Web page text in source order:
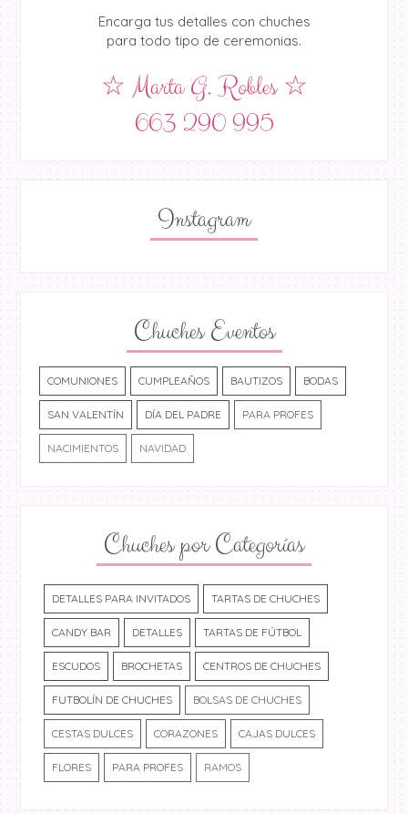
Encarga tus detalles con chuches
para todo tipo de ceremonias.
☆ Marta G. Robles ☆
663 290 995
Instagram
Chuches Eventos
COMUNIONES CUMPLEAÑOS BAUTIZOS BODAS
SAN VALENTÍN DÍA DEL PADRE PARA PROFES
NACIMIENTOS NAVIDAD
Chuches por Categorías
DETALLES PARA INVITADOS TARTAS DE CHUCHES
CANDY BAR DETALLES TARTAS DE FÚTBOL
ESCUDOS BROCHETAS CENTROS DE CHUCHES
FUTBOLÍN DE CHUCHES BOLSAS DE CHUCHES
CESTAS DULCES CORAZONES CAJAS DULCES
FLORES PARA PROFES RAMOS